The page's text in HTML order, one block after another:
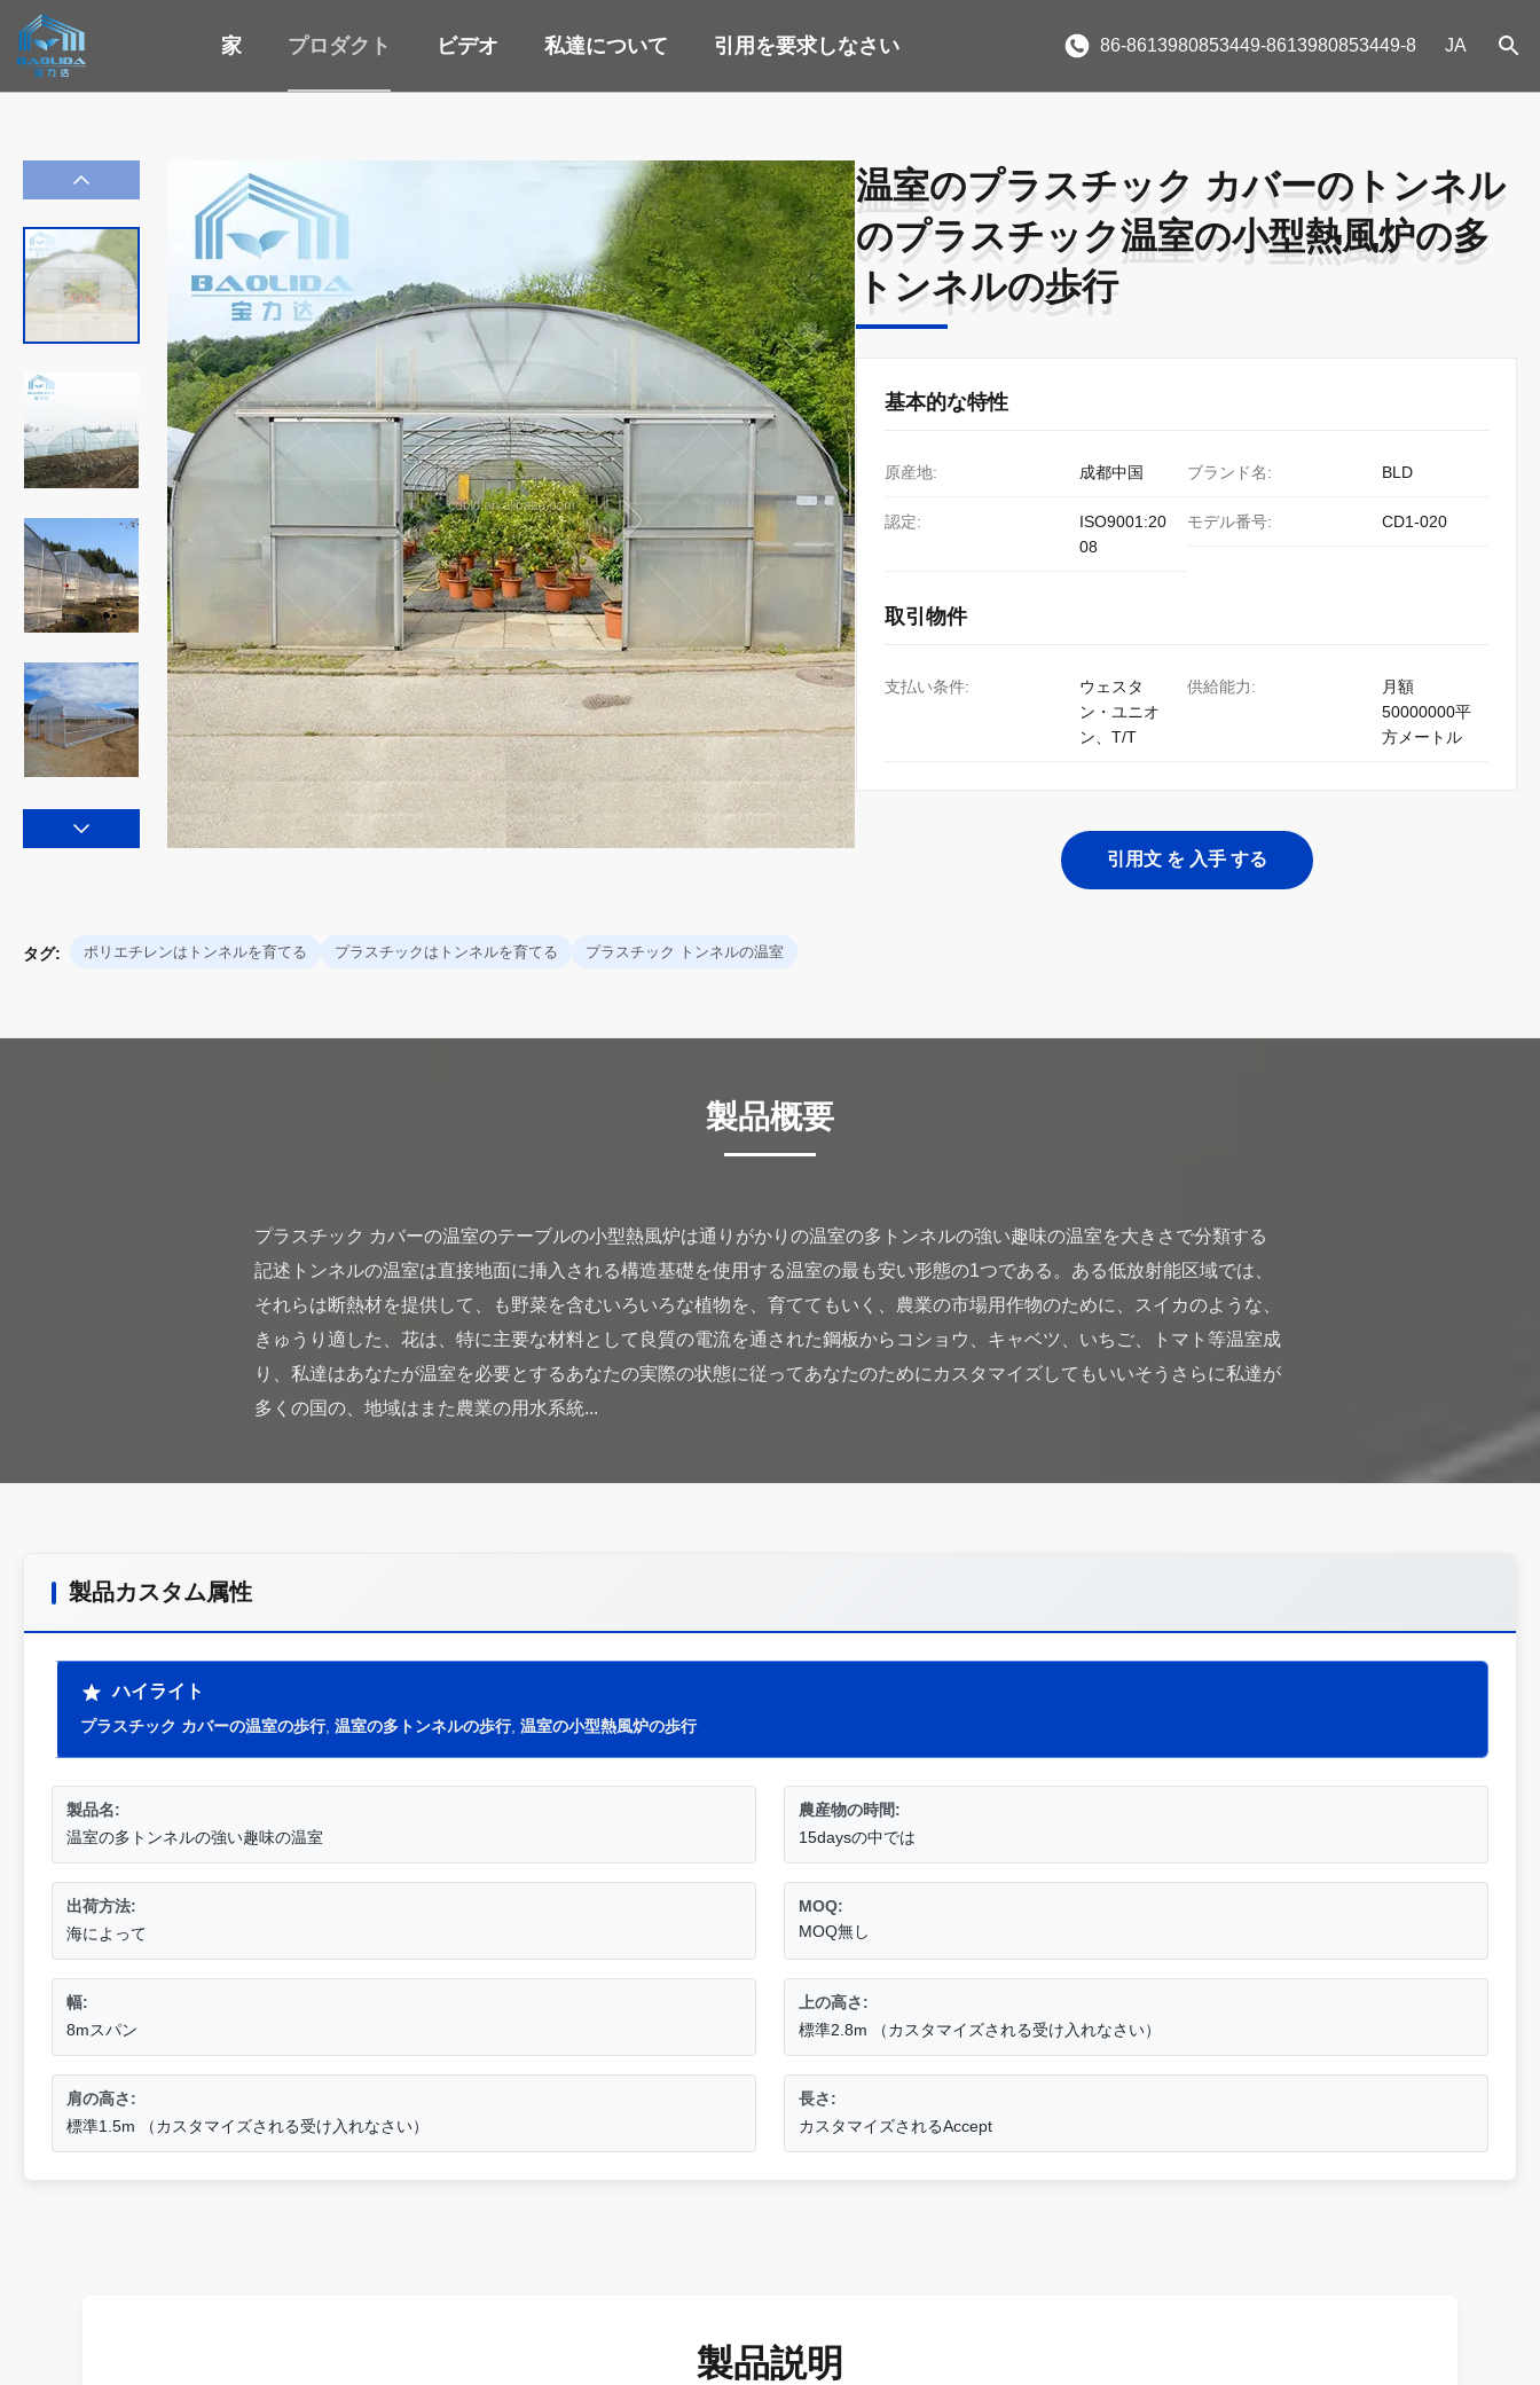
家 プロダクト ビデオ 私達について 引用を要求しなさい 86-8613980853449-8613980853449-8 JA
温室のプラスチック カバーのトンネル
のプラスチック温室の小型熱風炉の多
トンネルの歩行
温室のプラスチック カバーのトンネル
のプラスチック温室の小型熱風炉の多
トンネルの歩行
基本的な特性
原産地: 成都中国 ブランド名: BLD
認定:
ISO9001:20
08
モデル番号: CD1-020
取引物件
支払い条件:
ウェスタ
ン・ユニオ
ン、T/T
供給能力:
月額
50000000平
方メートル
引用文 を 入手 する
タグ: ポリエチレンはトンネルを育てる プラスチックはトンネルを育てる プラスチック トンネルの温室
製品概要
プラスチック カバーの温室のテーブルの小型熱風炉は通りがかりの温室の多トンネルの強い趣味の温室を大きさで分類する
記述トンネルの温室は直接地面に挿入される構造基礎を使用する温室の最も安い形態の1つである。ある低放射能区域では、
それらは断熱材を提供して、も野菜を含むいろいろな植物を、育ててもいく、農業の市場用作物のために、スイカのような、
きゅうり適した、花は、特に主要な材料として良質の電流を通された鋼板からコショウ、キャベツ、いちご、トマト等温室成
り、私達はあなたが温室を必要とするあなたの実際の状態に従ってあなたのためにカスタマイズしてもいいそうさらに私達が
製品カスタム属性
ハイライト
プラスチック カバーの温室の歩行, 温室の多トンネルの歩行, 温室の小型熱風炉の歩行
製品名:
温室の多トンネルの強い趣味の温室
農産物の時間:
15daysの中では
出荷方法:
海によって
MOQ:
MOQ無し
幅:
8mスパン
上の高さ:
標準2.8m （カスタマイズされる受け入れなさい）
肩の高さ:
標準1.5m （カスタマイズされる受け入れなさい）
長さ:
カスタマイズされるAccept
製品説明